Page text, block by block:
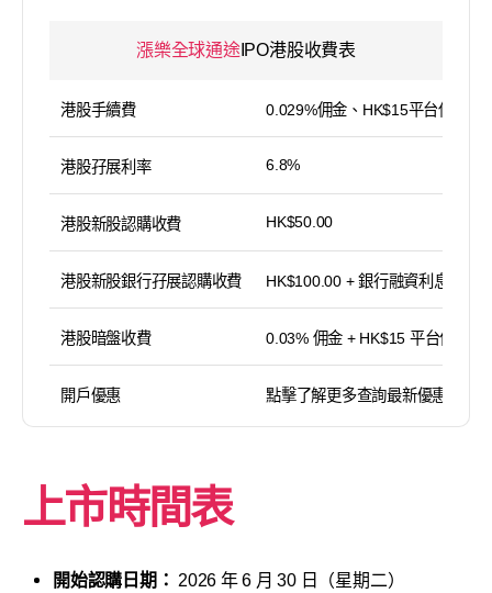
漲樂全球通途IPO港股收費表
港股手續費 0.029%佣金、HK$15平台使用費
港股孖展利率 6.8%
港股新股認購收費 HK$50.00
港股新股銀行孖展認購收費 HK$100.00 + 銀行融資利息
港股暗盤收費 0.03% 佣金 + HK$15 平台使用費
開戶優惠 點擊了解更多查詢最新優惠
上市時間表
開始認購日期： 2026 年 6 月 30 日（星期二）